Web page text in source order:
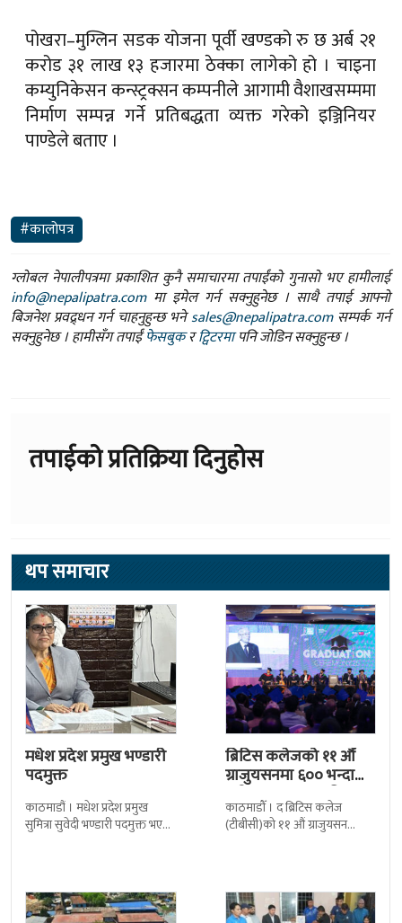
पोखरा–मुग्लिन सडक योजना पूर्वी खण्डको रु छ अर्ब २१
करोड ३१ लाख १३ हजारमा ठेक्का लागेको हो । चाइना
कम्युनिकेसन कन्स्ट्रक्सन कम्पनीले आगामी वैशाखसम्ममा
निर्माण सम्पन्न गर्ने प्रतिबद्धता व्यक्त गरेको इञ्जिनियर
पाण्डेले बताए ।
#कालोपत्र
ग्लोबल नेपालीपत्रमा प्रकाशित कुनै समाचारमा तपाईंको गुनासो भए हामीलाई
info@nepalipatra.comमा इमेल गर्न सक्नुहुनेछ । साथै तपाई आफ्नो
बिजनेश प्रवद्र्धन गर्न चाहनुहुन्छ भनेsales@nepalipatra.comसम्पर्क गर्न
सक्नुहुनेछ । हामीसँग तपाईंफेसबुकरट्विटरमापनि जोडिन सक्नुहुन्छ ।
तपाईको प्रतिक्रिया दिनुहोस
थप समाचार
मधेश प्रदेश प्रमुख भण्डारी
पदमुक्त
काठमाडौं । मधेश प्रदेश प्रमुख
सुमित्रा सुवेदी भण्डारी पदमुक्त भएकी
ब्रिटिस कलेजको ११ औँ
ग्राजुयसनमा ६०० भन्दा
बढी ग्राजुयट सम्मानित
काठमाडौँ । द ब्रिटिस कलेज
(टीबीसी)को ११ औं ग्राजुयसन